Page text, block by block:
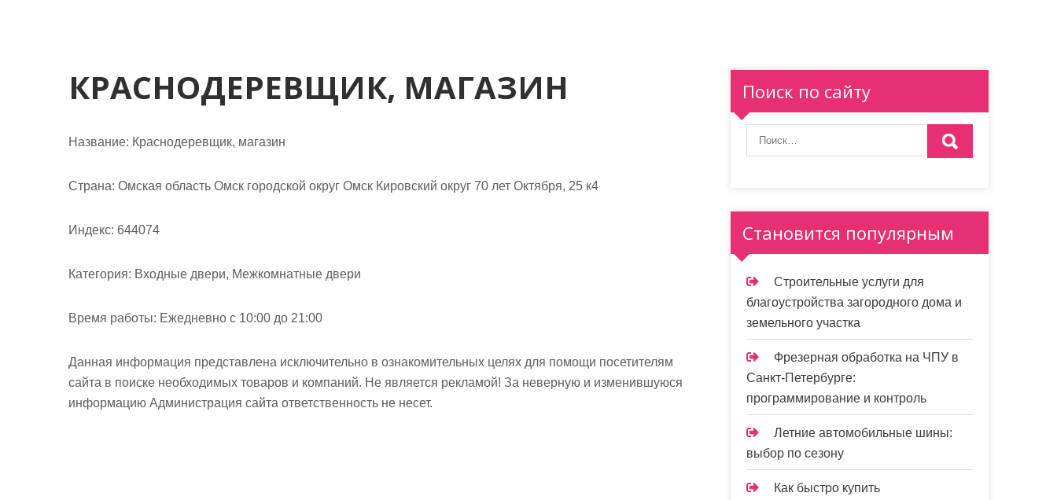
КРАСНОДЕРЕВЩИК, МАГАЗИН
Название: Краснодеревщик, магазин
Страна: Омская область Омск городской округ Омск Кировский округ 70 лет Октября, 25 к4
Индекс: 644074
Категория: Входные двери, Межкомнатные двери
Время работы: Ежедневно с 10:00 до 21:00
Данная информация представлена исключительно в ознакомительных целях для помощи посетителям
сайта в поиске необходимых товаров и компаний. Не является рекламой! За неверную и изменившуюся
информацию Администрация сайта ответственность не несет.
Поиск по сайту
Становится популярным
Строительные услуги для
благоустройства загородного дома и
земельного участка
Фрезерная обработка на ЧПУ в
Санкт-Петербурге:
программирование и контроль
Летние автомобильные шины:
выбор по сезону
Как быстро купить